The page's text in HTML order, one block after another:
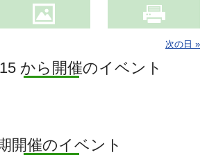
次の日 »
から開催のイベント
開催のイベント